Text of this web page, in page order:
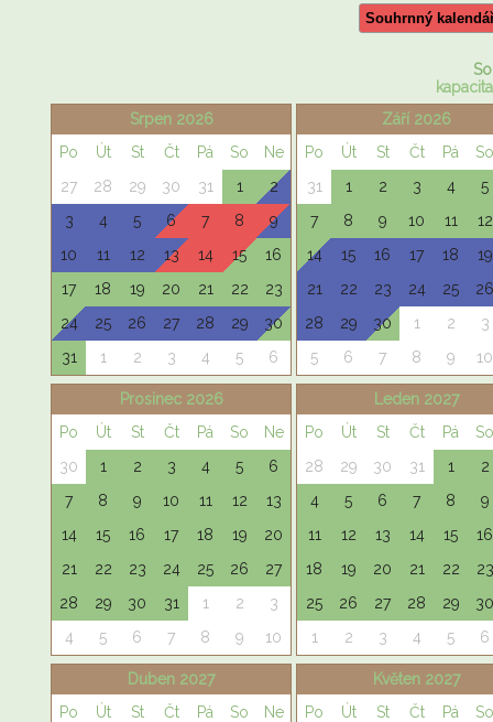
Souhrnný
Srpen 2026
Po
Út St Čt Pá So
Ne
27
28 29 30 31 1
2
3
4 5 6 7 8
9
10
11 12 13 14 15
16
17
18 19 20 21 22
23
24
25 26 27 28 29
30
31
1 2 3 4 5 6
Září 2026
Po
Út St Čt Pá
So
31
1 2 3 4
5
7
8 9 10 11
12
14
15 16 17 18
19
21
22 23 24 25
26
28
29 30 1 2
3
5
6 7 8 9 10
Prosinec 2026
Po
Út St Čt Pá So
Ne
30
1 2 3 4 5
6
7
8 9 10 11 12
13
14
15 16 17 18 19
20
21
22 23 24 25 26
27
28
29 30 31 1 2
3
4
5 6 7 8 9 10
Leden 2027
Po
Út St Čt Pá
So
28
29 30 31 1
2
4
5 6 7 8
9
11
12 13 14 15
16
18
19 20 21 22
23
25
26 27 28 29
30
1
2 3 4 5 6
Duben 2027
Po
Út St Čt Pá So
Ne
Květen 2027
Po
Út St Čt Pá
So